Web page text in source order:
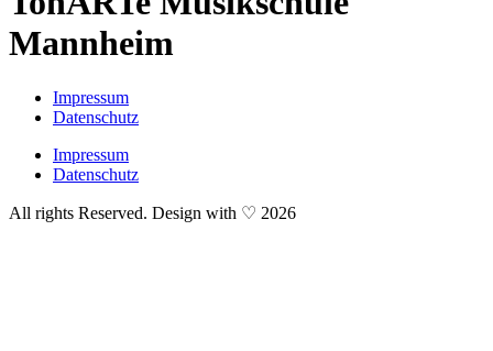
Mannheim
Impressum
Datenschutz
Impressum
Datenschutz
All rights Reserved. Design with ♡ 2026